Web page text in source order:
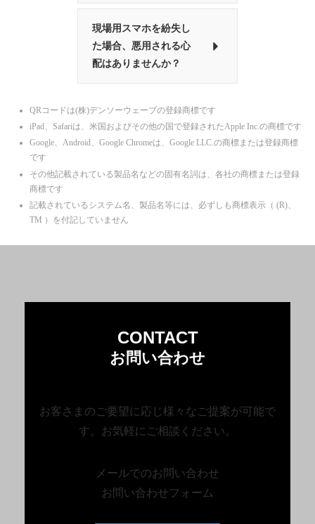
現場用スマホを紛失し
た場合、悪用される心
配はありませんか？
QRコードは(株)デンソーウェーブの登録商標です
iPad、Safariは、米国およびその他の国で登録されたApple Inc.の商標です
Google、Android、Google Chromeは、Google LLC.の商標または登録商標
です
その他記載されている製品名などの固有名詞は、各社の商標または登録
商標です
記載されているシステム名、製品名等には、必ずしも商標表示（ (R)、
TM ）を付記していません
CONTACT
お問い合わせ
お客さまのご要望に応じ様々なご提案が可能で
す。お気軽にご相談ください。
メールでのお問い合わせ
お問い合わせフォーム